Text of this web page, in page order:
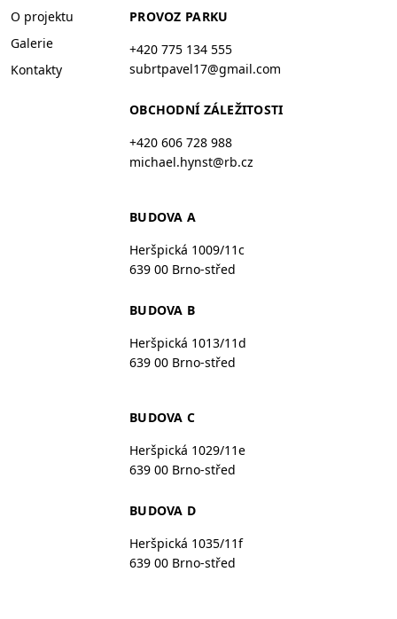
O projektu
Galerie
Kontakty
PROVOZ PARKU
+420 775 134 555
subrtpavel17@gmail.com
OBCHODNÍ ZÁLEŽITOSTI
+420 606 728 988
michael.hynst@rb.cz
BUDOVA A
Heršpická 1009/11c
639 00 Brno-střed
BUDOVA B
Heršpická 1013/11d
639 00 Brno-střed
BUDOVA C
Heršpická 1029/11e
639 00 Brno-střed
BUDOVA D
Heršpická 1035/11f
639 00 Brno-střed